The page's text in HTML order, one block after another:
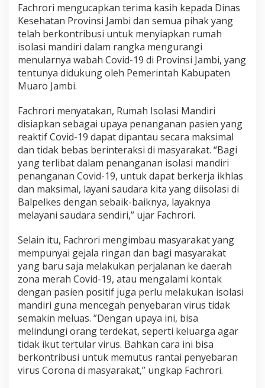
e
m
p
a
t
I
s
o
s
i
M
a
n
d
i
r
i
C
o
d
-
1
9
Fachrori mengucapkan terima kasih kepada Dinas
Kesehatan Provinsi Jambi dan semua pihak yang
telah berkontribusi untuk menyiapkan rumah
isolasi mandiri dalam rangka mengurangi
menularnya wabah Covid-19 di Provinsi Jambi, yang
tentunya didukung oleh Pemerintah Kabupaten
Muaro Jambi.
Fachrori menyatakan, Rumah Isolasi Mandiri
disiapkan sebagai upaya penanganan pasien yang
reaktif Covid-19 dapat dipantau secara maksimal
dan tidak bebas berinteraksi di masyarakat. “Bagi
yang terlibat dalam penanganan isolasi mandiri
penanganan Covid-19, untuk dapat berkerja ikhlas
dan maksimal, layani saudara kita yang diisolasi di
Balpelkes dengan sebaik-baiknya, layaknya
melayani saudara sendiri,” ujar Fachrori.
Selain itu, Fachrori mengimbau masyarakat yang
mempunyai gejala ringan dan bagi masyarakat
yang baru saja melakukan perjalanan ke daerah
zona merah Covid-19, atau mengalami kontak
dengan pasien positif juga perlu melakukan isolasi
mandiri guna mencegah penyebaran virus tidak
semakin meluas. ”Dengan upaya ini, bisa
melindungi orang terdekat, seperti keluarga agar
tidak ikut tertular virus. Bahkan cara ini bisa
berkontribusi untuk memutus rantai penyebaran
virus Corona di masyarakat,” ungkap Fachrori.